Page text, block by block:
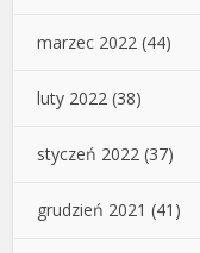
marzec 2022 (44)
luty 2022 (38)
styczeń 2022 (37)
grudzień 2021 (41)